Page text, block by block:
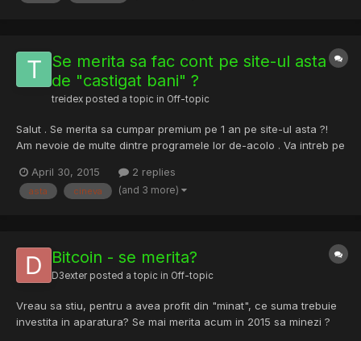
Se merita sa fac cont pe site-ul asta
de "castigat bani" ?
treidex posted a topic in Off-topic
Salut . Se merita sa cumpar premium pe 1 an pe site-ul asta ?!
Am nevoie de multe dintre programele lor de-acolo . Va intreb pe
platesc contul premium sau nu . Sau daca are cineva vre-un
program din ce au ei acolo ... site-ul este asta : aHR0c...
April 30, 2015 2 replies
asta cineva (and 3 more)
Bitcoin - se merita?
D3exter posted a topic in Off-topic
Vreau sa stiu, pentru a avea profit din "minat", ce suma trebuie
investita in aparatura? Se mai merita acum in 2015 sa minezi ?